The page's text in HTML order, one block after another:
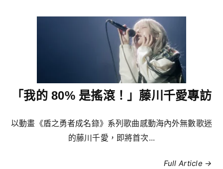
「我的 80% 是搖滾！」藤川千愛專訪
以動畫《盾之勇者成名錄》系列歌曲感動海內外無數歌迷
的藤川千愛，即將首次...
Full Article →